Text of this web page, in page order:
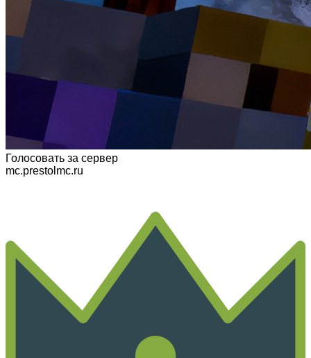
Голосовать за сервер
mc.prestolmc.ru